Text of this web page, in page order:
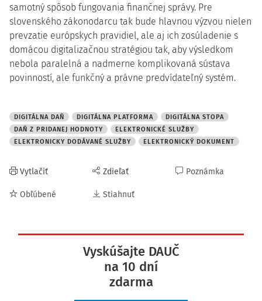
samotný spôsob fungovania finančnej správy. Pre
slovenského zákonodarcu tak bude hlavnou výzvou nielen
prevzatie európskych pravidiel, ale aj ich zosúladenie s
domácou digitalizačnou stratégiou tak, aby výsledkom
nebola paralelná a nadmerne komplikovaná sústava
povinností, ale funkčný a právne predvídateľný systém.
DIGITÁLNA DAŇ DIGITÁLNA PLATFORMA
DIGITÁLNA STOPA
DAŇ Z PRIDANEJ HODNOTY
ELEKTRONICKÉ SLUŽBY
ELEKTRONICKY DODÁVANÉ SLUŽBY
ELEKTRONICKÝ DOKUMENT
Vytlačiť
Obľúbené
Zdieľať
Stiahnuť
Poznámka
Vyskúšajte DAUČ
na 10 dní
zdarma